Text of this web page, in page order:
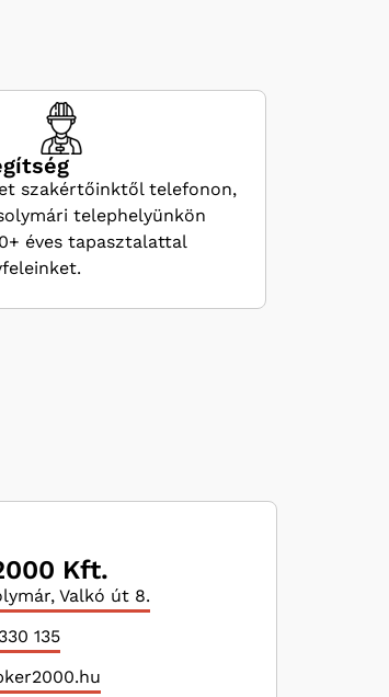
szakértőinktől telefonon,
telephelyünkön
éves tapasztalattal
Kft.
Valkó út 8.
135